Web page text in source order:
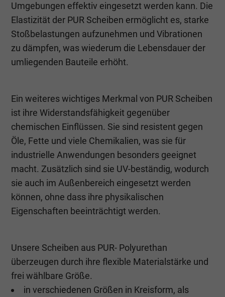
Umgebungen effektiv eingesetzt werden kann. Die
Elastizität der PUR Scheiben ermöglicht es, starke
Stoßbelastungen aufzunehmen und Vibrationen
zu dämpfen, was wiederum die Lebensdauer der
umliegenden Bauteile erhöht.
Ein weiteres wichtiges Merkmal von PUR Scheiben
ist ihre Widerstandsfähigkeit gegenüber
chemischen Einflüssen. Sie sind resistent gegen
Öle, Fette und viele Chemikalien, was sie für
industrielle Anwendungen besonders geeignet
macht. Zusätzlich sind sie UV-beständig, wodurch
sie auch im Außenbereich eingesetzt werden
können, ohne dass ihre physikalischen
Eigenschaften beeinträchtigt werden.
Unsere Scheiben aus PUR- Polyurethan
überzeugen durch ihre flexible Materialstärke und
frei wählbare Größe.
in verschiedenen Größen in Kreisform, als